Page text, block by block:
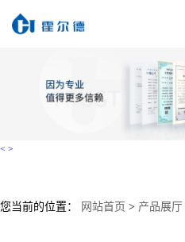
< >
您当前的位置： 网站首页 > 产品展厅